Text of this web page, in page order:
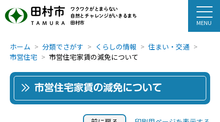
田村市
TAMURA
ワクワクがとまらない
自然とチャレンジがいきるまち
田村市
ホーム 分類でさがす くらしの情報
住まい・交通
市営住宅
市営住宅家賃の減免について
市営住宅家賃の減免について